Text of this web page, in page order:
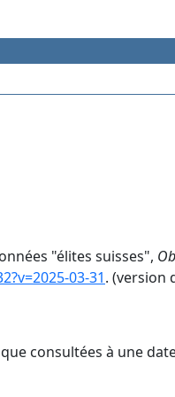
"élites suisses",
03-31. (version
consultées à une